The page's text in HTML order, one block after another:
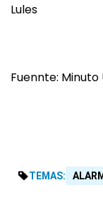
Lules
Fuennte: Minuto
TEMAS: